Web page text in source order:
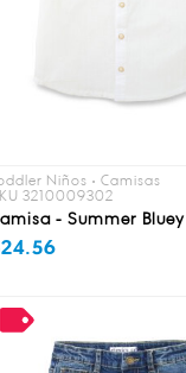
Niños • Camisas
3210009302
- Summer Bluey